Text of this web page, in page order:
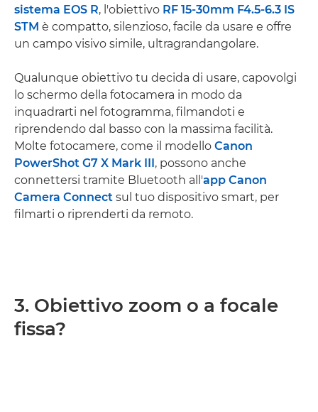
sistema EOS R, l'obiettivo RF 15-30mm F4.5-6.3 IS
STM è compatto, silenzioso, facile da usare e offre
un campo visivo simile, ultragrandangolare.
Qualunque obiettivo tu decida di usare, capovolgi
lo schermo della fotocamera in modo da
inquadrarti nel fotogramma, filmandoti e
riprendendo dal basso con la massima facilità.
Molte fotocamere, come il modello Canon
PowerShot G7 X Mark III, possono anche
connettersi tramite Bluetooth all'app Canon
Camera Connect sul tuo dispositivo smart, per
filmarti o riprenderti da remoto.
3. Obiettivo zoom o a focale
fissa?